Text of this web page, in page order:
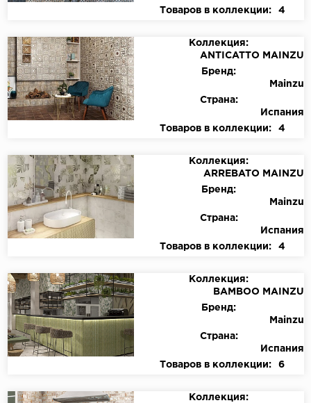
Товаров в коллекции:
4
Коллекция:
ANTICATTO MAINZU
Бренд:
Mainzu
Страна:
Испания
Товаров в коллекции:
4
Коллекция:
ARREBATO MAINZU
Бренд:
Mainzu
Страна:
Испания
Товаров в коллекции:
4
Коллекция:
BAMBOO MAINZU
Бренд:
Mainzu
Страна:
Испания
Товаров в коллекции:
6
Коллекция: